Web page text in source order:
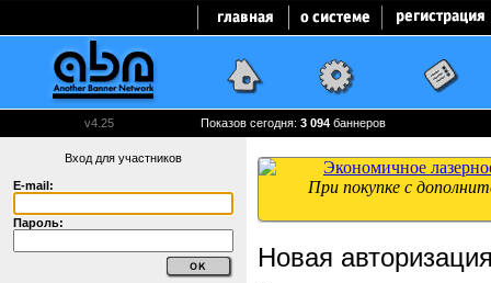
v4.25 Показов сегодня: 3 094 баннеров
Вход для участников
E-mail:
Пароль:
Новая